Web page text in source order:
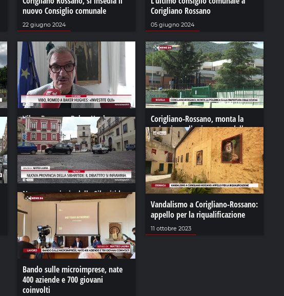
nuovo Consiglio comunale
22 giugno 2024
Corigliano Rossano
05 giugno 2024
Vibo, Romeo a Baker Hughes:
"Investite qui"
09 ottobre 2024
Corigliano-Rossano, monta la
polemica sulla riapertura delle
scuole
15 gennaio 2021
Nuova provincia della Sibaritide:
il dibattito si infiamma
28 settembre 2024
Vandalismo a Corigliano-Rossano:
appello per la riqualificazione
11 ottobre 2023
Bando sulle microimprese, nate
400 aziende e 700 giovani
coinvolti